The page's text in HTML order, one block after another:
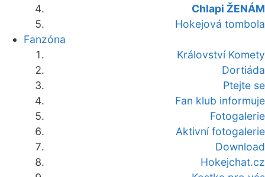
Chlapi ŽENÁM
Hokejová tombola
Fanzóna
Království Komety
Dortiáda
Ptejte se
Fan klub informuje
Fotogalerie
Aktivní fotogalerie
Download
Hokejchat.cz